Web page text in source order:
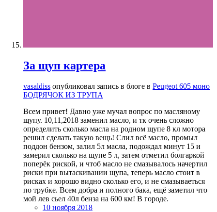
За щуп картера
vasaldiss опубликовал запись в блоге в Peugeot 605 моно
БОДРЯЧОК ИЗ ТРУПА
Всем привет! Давно уже мучал вопрос по масляному
щупу. 10,11,2018 заменил масло, и тк очень сложно
определить сколько масла на родном щупе 8 кл мотора
решил сделать такую вещь! Слил всё масло, промыл
поддон бензом, залил 5л масла, подождал минут 15 и
замерил сколько на щупе 5 л, затем отметил болгаркой
поперёк риской, и чтоб масло не смазывалось начертил
риски при вытаскивании щупа, теперь масло стоит в
рисках и хорошо видно сколько его, и не смазываеться
по трубке. Всем добра и полного бака, ещё заметил что
мой лев сьел 40л бенза на 600 км! В городе.
10 ноября 2018